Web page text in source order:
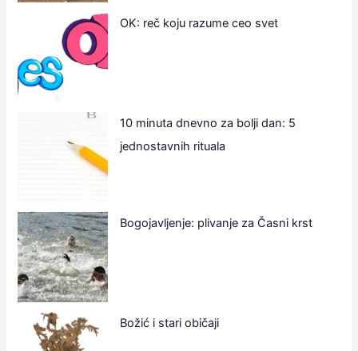
OK: reč koju razume ceo svet
10 minuta dnevno za bolji dan: 5
jednostavnih rituala
Bogojavljenje: plivanje za Časni krst
Božić i stari običaji